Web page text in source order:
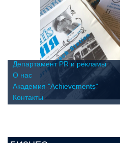
Департамент PR и рекламы
О нас
Академия "Achievements"
Контакты